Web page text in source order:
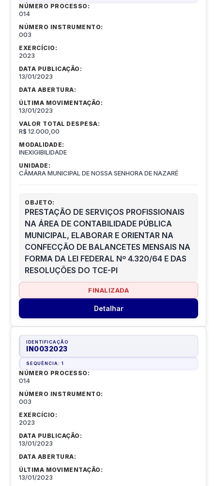
NÚMERO PROCESSO:
014
NÚMERO INSTRUMENTO:
003
EXERCÍCIO:
2023
DATA PUBLICAÇÃO:
13/01/2023
DATA ABERTURA:
ÚLTIMA MOVIMENTAÇÃO:
13/01/2023
VALOR TOTAL DESPESA:
R$ 12.000,00
MODALIDADE:
INEXIGIBILIDADE
UNIDADE:
CÂMARA MUNICIPAL DE NOSSA SENHORA DE NAZARÉ
OBJETO:
PRESTAÇÃO DE SERVIÇOS PROFISSIONAIS
NA ÁREA DE CONTABILIDADE PÚBLICA
MUNICIPAL, ELABORAR E ORIENTAR NA
CONFECÇÃO DE BALANCETES MENSAIS NA
FORMA DA LEI FEDERAL Nº 4.320/64 E DAS
RESOLUÇÕES DO TCE-PI
FINALIZADA
Detalhar
IDENTIFICAÇÃO
IN0032023
SEQUÊNCIA:1
NÚMERO PROCESSO:
014
NÚMERO INSTRUMENTO:
003
EXERCÍCIO:
2023
DATA PUBLICAÇÃO:
13/01/2023
DATA ABERTURA:
ÚLTIMA MOVIMENTAÇÃO:
13/01/2023